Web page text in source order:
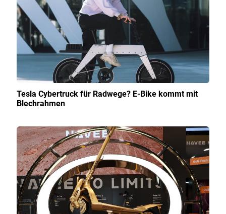
Tesla Cybertruck für Radwege? E-Bike kommt mit
Blechrahmen